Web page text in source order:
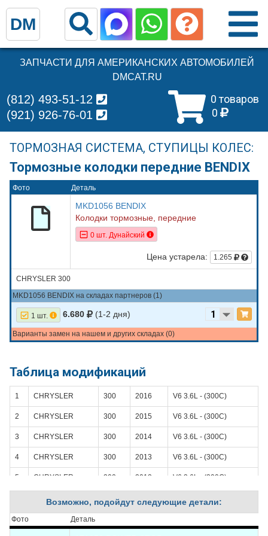
ЗАПЧАСТИ ДЛЯ АМЕРИКАНСКИХ АВТОМОБИЛЕЙ
DMCAT.RU
0 товаров
0
(812) 493-51-12
(921) 926-76-01
ТОРМОЗНАЯ СИСТЕМА, СТУПИЦЫ КОЛЕС:
Тормозные колодки передние BENDIX
Фото Деталь
MKD1056 BENDIX
Колодки тормозные, передние
0 шт. Дунайский
Цена устарела: 1.265
CHRYSLER 300
MKD1056 BENDIX на складах партнеров (1)
1 шт. 6.680 (1-2 дня)
Варианты замен на нашем и других складах (0)
Таблица модификаций
1 CHRYSLER 300 2016 V6 3.6L - (300С)
2 CHRYSLER 300 2015 V6 3.6L - (300С)
3 CHRYSLER 300 2014 V6 3.6L - (300С)
4 CHRYSLER 300 2013 V6 3.6L - (300С)
5 CHRYSLER 300 2012 V6 3.6L - (300С)
CHRYSLER 300
7 CHRYSLER
Возможно, подойдут следующие детали:
Фото Деталь
DM